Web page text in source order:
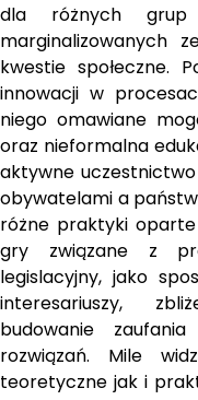
dla różnych
marginalizowanych
kwestie społeczne.
innowacji w
niego omawiane
oraz nieformalna
aktywne
obywatelami a
różne praktyki
gry związane z
legislacyjny, jako
interesariuszy,
budowanie
rozwiązań. Mile
teoretyczne jak i